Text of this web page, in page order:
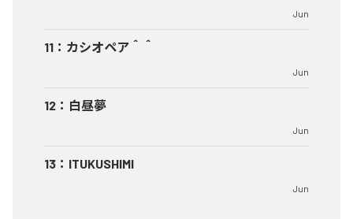
Jun
11 ： カシオペア＾＾
Jun
12 ： 白昼夢
Jun
13 ： ITUKUSHIMI
Jun